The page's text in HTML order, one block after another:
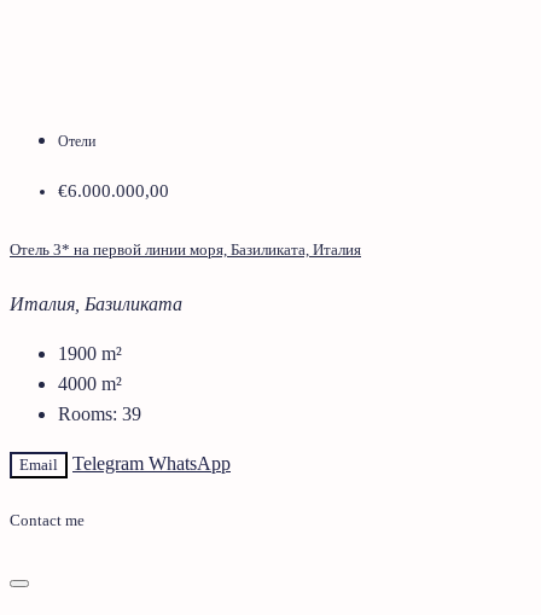
Отели
€6.000.000,00
Отель 3* на первой линии моря, Базиликата, Италия
Италия, Базиликата
1900 m²
4000 m²
Rooms: 39
Email Telegram WhatsApp
Contact me